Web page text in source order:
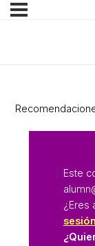
Este
¿Eres
sesión